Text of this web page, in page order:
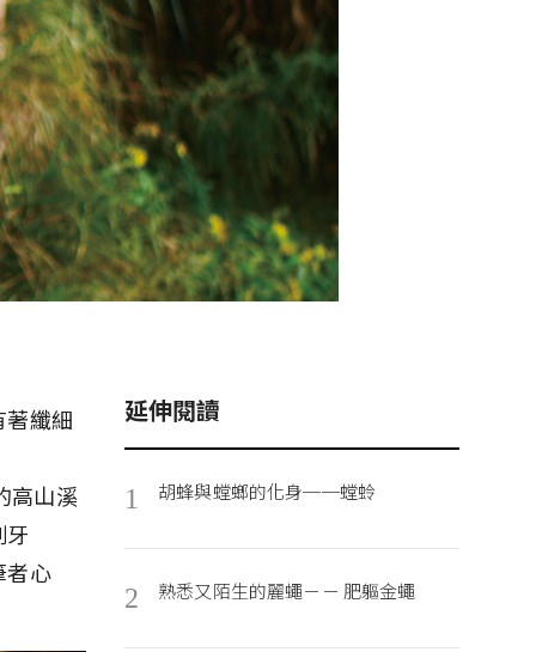
著纖細
高山溪
牙
者心
延伸閱讀
1 胡蜂與螳螂的化身──螳蛉
2 熟悉又陌生的麗蠅－－ 肥軀金蠅